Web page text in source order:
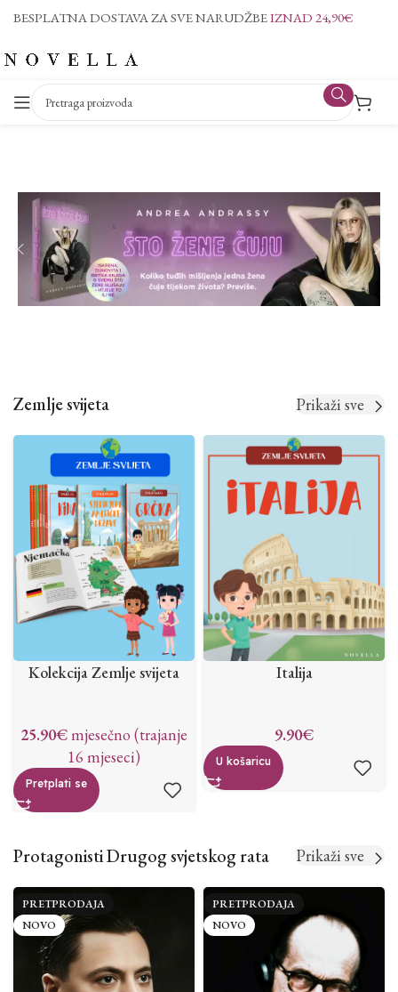
BESPLATNA DOSTAVA ZA SVE NARUDŽBEIZNAD 24,90€
Zemlje svijeta Prikaži sve
Kolekcija Zemlje svijeta
25.90€mjesečno (trajanje
16 mjeseci)
Pretplati se
Italija
9.90€
U košaricu
Protagonisti Drugog svjetskog rata Prikaži sve
PRETPRODAJA
NOVO
PRETPRODAJA
NOVO